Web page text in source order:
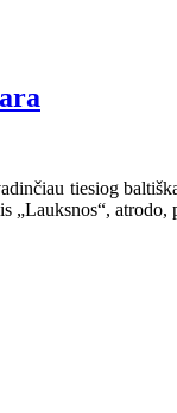
tiesiog
atrodo,